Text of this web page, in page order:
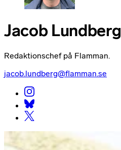
Jacob Lundberg
Redaktionschef på Flamman.
jacob.lundberg@flamman.se